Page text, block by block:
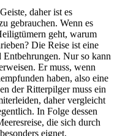
daher ist es
gebrauchen. Wenn es
geht, warum
Die Reise ist eine
Nur so kann
Er muss, wenn
haben, also eine
der Ritterpilger muss ein
daher vergleicht
In Folge dessen
die sich durch
eignet,